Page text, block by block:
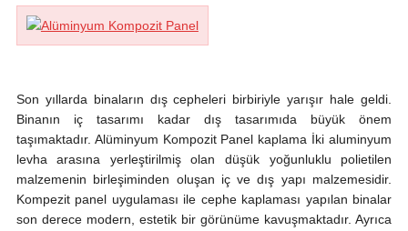
Son yıllarda binaların dış cepheleri birbiriyle yarışır hale geldi.
Binanın iç tasarımı kadar dış tasarımıda büyük önem
taşımaktadır. Alüminyum Kompozit Panel kaplama İki aluminyum
levha arasına yerleştirilmiş olan düşük yoğunluklu polietilen
malzemenin birleşiminden oluşan iç ve dış yapı malzemesidir.
Kompezit panel uygulaması ile cephe kaplaması yapılan binalar
son derece modern, estetik bir görünüme kavuşmaktadır. Ayrıca